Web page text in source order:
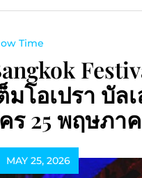
Time
มโอเปรา บั
ร 25 พฤษภา
MAY 25, 2026